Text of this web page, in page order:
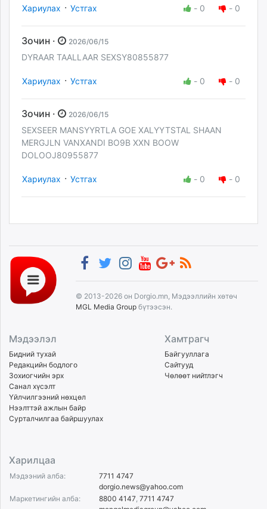
Хариулах · Устгах - 0 - 0
Зочин · 2026/06/15
DYRAAR TAALLAAR SEXSY80855877
Хариулах · Устгах - 0 - 0
Зочин · 2026/06/15
SEXSEER MANSYYRTLA GOE XALYYTSTAL SHAAN
MERGJLN VANXANDI BO9B XXN BOOW
DOLOOJ80955877
Хариулах · Устгах - 0 - 0
© 2013-2026 он Dorgio.mn, Мэдээллийн хөтөч
MGL Media Group бүтээсэн.
Мэдээлэл
Бидний тухай
Редакцийн бодлого
Зохиогчийн эрх
Санал хүсэлт
Үйлчилгээний нөхцөл
Нээлттэй ажлын байр
Сурталчилгаа байршуулах
Хамтрагч
Байгууллага
Сайтууд
Чөлөөт нийтлэгч
Харилцаа
Мэдээний алба:
7711 4747
dorgio.news@yahoo.com
Маркетингийн алба:
8800 4147, 7711 4747